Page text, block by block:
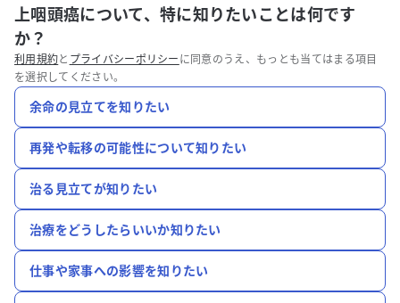
上咽頭癌について、特に知りたいことは何です
か？
利用規約と プライバシーポリシー に同意のうえ、もっとも当てはまる項目
を選択してください。
余命の見立てを知りたい
再発や転移の可能性について知りたい
治る見立てが知りたい
治療をどうしたらいいか知りたい
仕事や家事への影響を知りたい